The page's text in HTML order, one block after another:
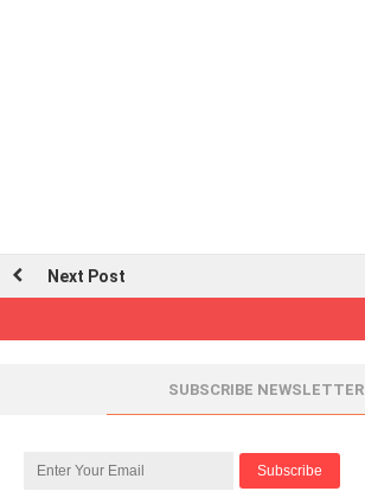
Next Post
SUBSCRIBE NEWSLETTER